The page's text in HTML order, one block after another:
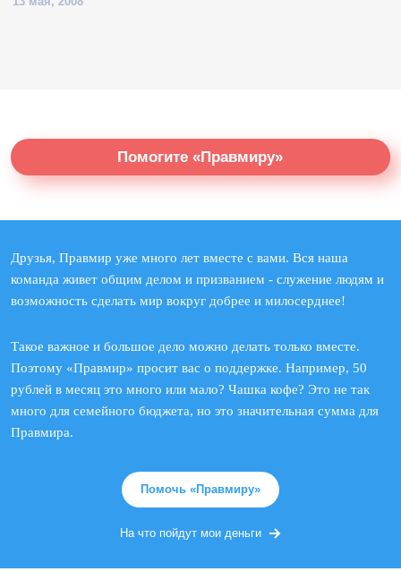
Помогите «Правмиру»
Друзья, Правмир уже много лет вместе с вами. Вся наша
команда живет общим делом и призванием - служение людям и
возможность сделать мир вокруг добрее и милосерднее!
Такое важное и большое дело можно делать только вместе.
Поэтому «Правмир» просит вас о поддержке. Например, 50
рублей в месяц это много или мало? Чашка кофе? Это не так
много для семейного бюджета, но это значительная сумма для
Правмира.
Помочь «Правмиру»
На что пойдут мои деньги